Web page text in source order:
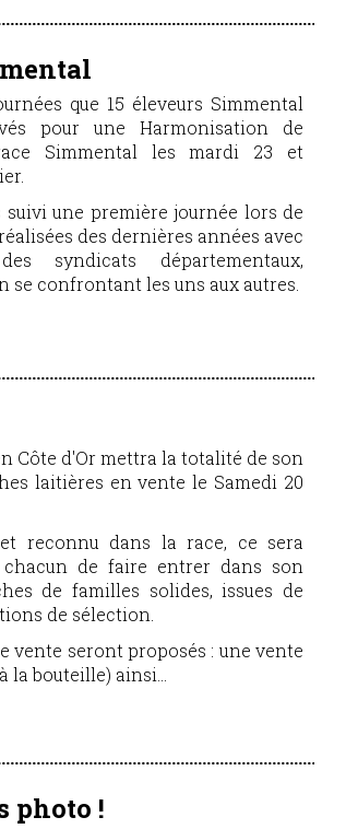
que 15 éleveurs Simmental
pour une Harmonisation de
Simmental les mardi 23 et
suivi une première journée lors de
des dernières années avec
syndicats départementaux,
confrontant les uns aux autres.
Côte d'Or mettra la totalité de son
laitières en vente le Samedi 20
reconnu dans la race, ce sera
chacun de faire entrer dans son
de familles solides, issues de
de sélection.
vente seront proposés : une vente
bouteille) ainsi...
photo !